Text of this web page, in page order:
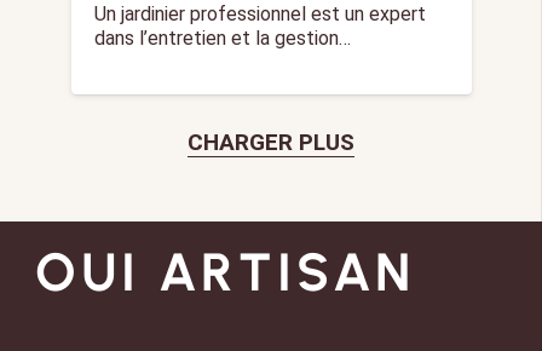
Un jardinier professionnel est un expert
dans l’entretien et la gestion…
CHARGER PLUS
OUI ARTISAN